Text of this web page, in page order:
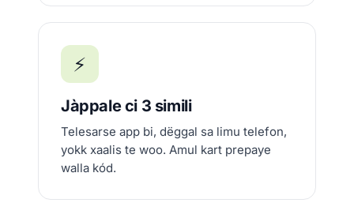
⚡
Jàppale ci 3 simili
Telesarse app bi, dëggal sa limu telefon,
yokk xaalis te woo. Amul kart prepaye
walla kód.